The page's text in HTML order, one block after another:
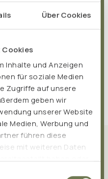
Über Cookies
Cookies
Inhalte und Anzeigen
für soziale Medien
Zugriffe auf unsere
geben wir
unserer Website
Medien, Werbung und
führen diese
mit weiteren Daten